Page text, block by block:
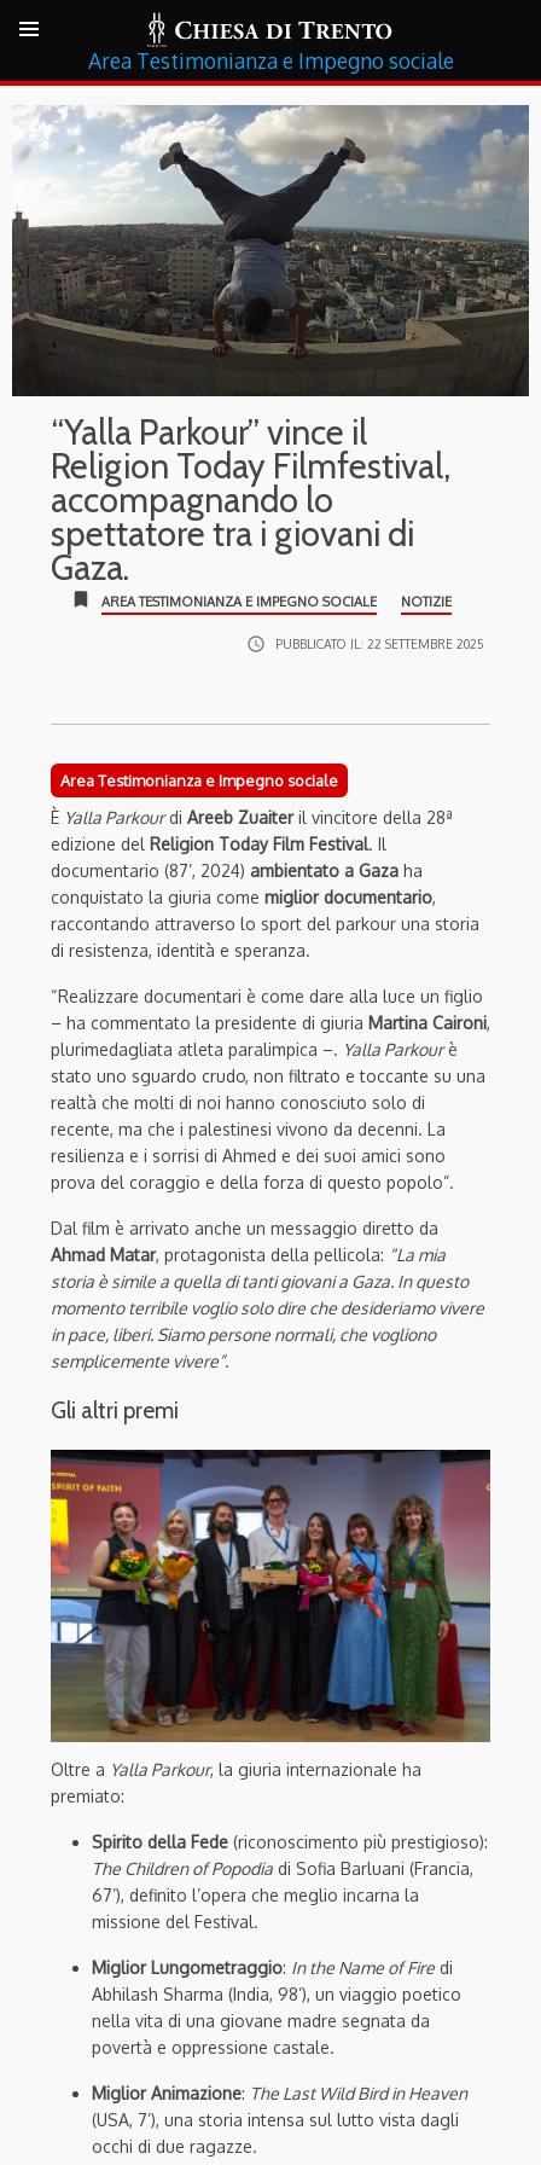
Testimonianza e Impegno sociale
“Yalla Parkour” vince il
Religion Today Filmfestival,
accompagnando lo
spettatore tra i giovani di
Gaza.
bookmark AREA TESTIMONIANZA E IMPEGNO SOCIALE NOTIZIE
access_time PUBBLICATO IL: 22 SETTEMBRE 2025
Area Testimonianza e Impegno sociale
È Yalla Parkourdi Areeb Zuaiteril vincitore della 28ª
edizione del Religion Today Film Festival. Il
documentario (87’, 2024) ambientato a Gaza ha
conquistato la giuria come miglior documentario,
raccontando attraverso lo sport del parkour una storia
di resistenza, identità e speranza.
“Realizzare documentari è come dare alla luce un figlio
– ha commentato la presidente di giuria Martina Caironi,
plurimedagliata atleta paralimpica –. Yalla Parkourè
stato uno sguardo crudo, non filtrato e toccante su una
realtà che molti di noi hanno conosciuto solo di
recente, ma che i palestinesi vivono da decenni. La
resilienza e i sorrisi di Ahmed e dei suoi amici sono
prova del coraggio e della forza di questo popolo”.
Dal film è arrivato anche un messaggio diretto da
Ahmad Matar, protagonista della pellicola: “La mia
storia è simile a quella di tanti giovani a Gaza. In questo
momento terribile voglio solo dire che desideriamo vivere
in pace, liberi. Siamo persone normali, che vogliono
semplicemente vivere”.
Gli altri premi
Oltre a Yalla Parkour, la giuria internazionale ha
premiato:
Spirito della Fede (riconoscimento più prestigioso):
The Children of Popodia di Sofia Barluani (Francia,
67’), definito l’opera che meglio incarna la
missione del Festival.
Miglior Lungometraggio: In the Name of Fire di
Abhilash Sharma (India, 98’), un viaggio poetico
nella vita di una giovane madre segnata da
povertà e oppressione castale.
Miglior Animazione: The Last Wild Bird in Heaven
(USA, 7’), una storia intensa sul lutto vista dagli
occhi di due ragazze.